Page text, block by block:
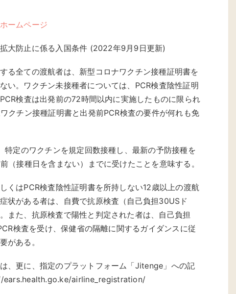
ームページ
大防止に係る入国条件 (2022年9月9日更新)
る全ての渡航者は、新型コロナワクチン接種証明書を
い。ワクチン未接種者については、PCR検査陰性証明
検査は出発前の72時間以内に実施したものに限られ
クチン接種証明書と出発前PCR検査の要件が何れも免
特定のワクチンを規定回数接種し、最新の予防接種を
（接種日を含まない）までに受けたことを意味する。
くはPCR検査陰性証明書を所持しない12歳以上の渡航
状がある者は、自費で抗原検査（自己負担30USド
また、抗原検査で陽性と判定された者は、自己負担
検査を受け、保健省の隔離に関するガイダンスに従
がある。
、更に、指定のプラットフォーム「Jitenge」への記
ears.health.go.ke/airline_registration/